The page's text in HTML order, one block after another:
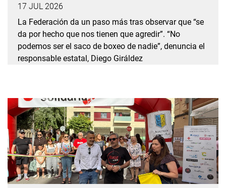
vigilantes de seguridad
17 JUL 2026
La Federación da un paso más tras observar que “se
da por hecho que nos tienen que agredir”. “No
podemos ser el saco de boxeo de nadie”, denuncia el
responsable estatal, Diego Giráldez